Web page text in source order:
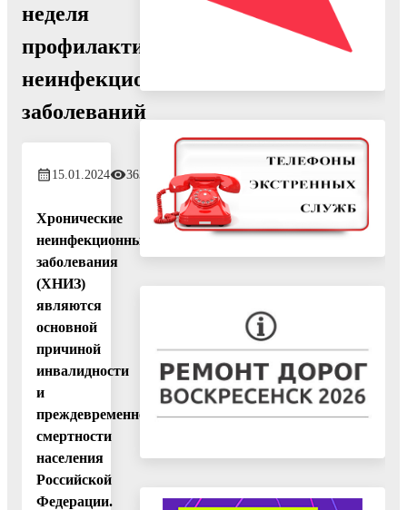
неделя
профилактики
неинфекционных
заболеваний
15.01.2024 363
Хронические
неинфекционные
заболевания
(ХНИЗ)
являются
основной
причиной
инвалидности
и
преждевременной
смертности
населения
Российской
Федерации.